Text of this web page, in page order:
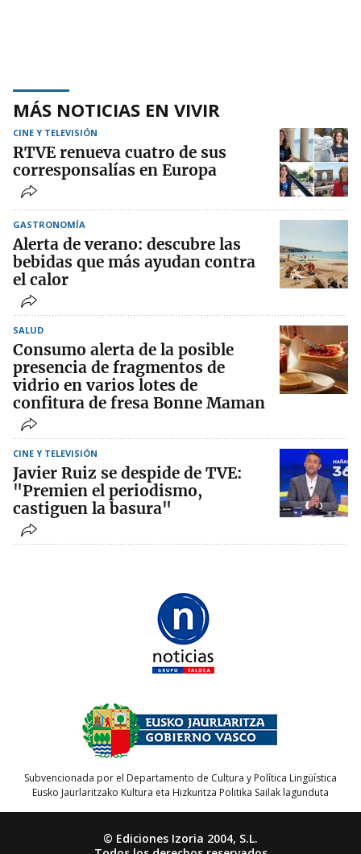
MÁS NOTICIAS EN VIVIR
CINE Y TELEVISIÓN
RTVE renueva cuatro de sus
corresponsalías en Europa
GASTRONOMÍA
Alerta de verano: descubre las
bebidas que más ayudan contra
el calor
SALUD
Consumo alerta de la posible
presencia de fragmentos de
vidrio en varios lotes de
confitura de fresa Bonne Maman
CINE Y TELEVISIÓN
Javier Ruiz se despide de TVE:
"Premien el periodismo,
castiguen la basura"
Subvencionada por el Departamento de Cultura y Política Lingüística
Eusko Jaurlaritzako Kultura eta Hizkuntza Politika Sailak lagunduta
© Ediciones Izoria 2004, S.L.